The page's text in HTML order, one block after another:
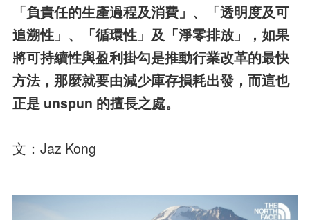
「負責任的生產過程及消費」、「透明度及可
追溯性」、「循環性」及「淨零排放」，如果
將可持續性與盈利掛勾是推動行業改革的最快
方法，那麼就要由減少庫存損耗出發，而這也
正是 unspun 的擅長之處。
文：Jaz Kong